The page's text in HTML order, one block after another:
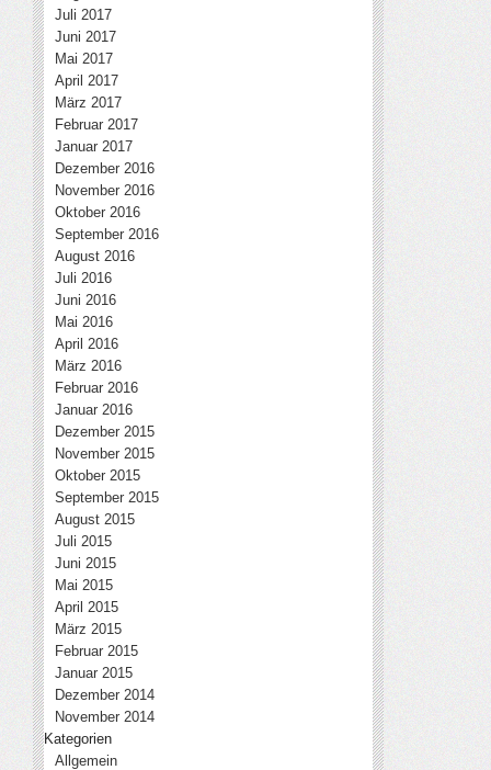
Juli 2017
Juni 2017
Mai 2017
April 2017
März 2017
Februar 2017
Januar 2017
Dezember 2016
November 2016
Oktober 2016
September 2016
August 2016
Juli 2016
Juni 2016
Mai 2016
April 2016
März 2016
Februar 2016
Januar 2016
Dezember 2015
November 2015
Oktober 2015
September 2015
August 2015
Juli 2015
Juni 2015
Mai 2015
April 2015
März 2015
Februar 2015
Januar 2015
Dezember 2014
November 2014
Kategorien
Allgemein